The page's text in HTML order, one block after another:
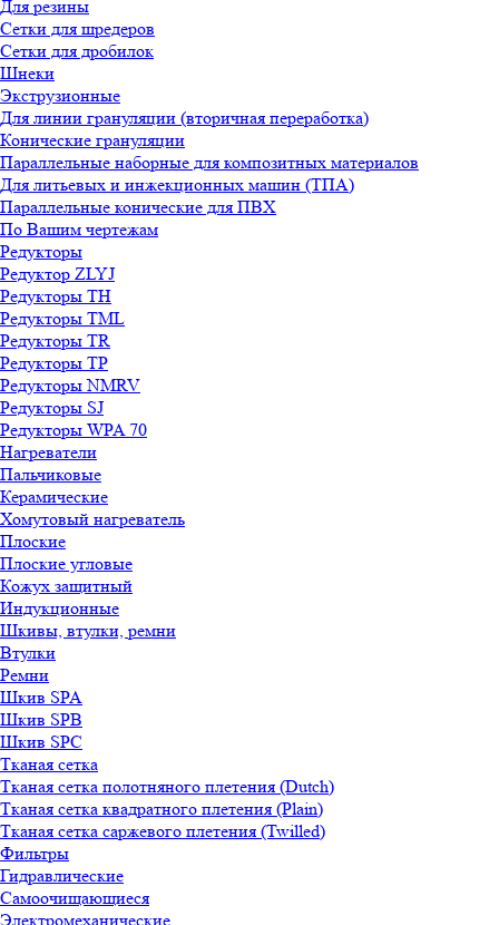
Для резины
Сетки для шредеров
Сетки для дробилок
Шнеки
Экструзионные
Для линии грануляции (вторичная переработка)
Конические грануляции
Параллельные наборные для композитных материалов
Для литьевых и инжекционных машин (ТПА)
Параллельные конические для ПВХ
По Вашим чертежам
Редукторы
Редуктор ZLYJ
Редукторы TH
Редукторы TML
Редукторы TR
Редукторы TP
Редукторы NMRV
Редукторы SJ
Редукторы WPA 70
Нагреватели
Пальчиковые
Керамические
Хомутовый нагреватель
Плоские
Плоские угловые
Кожух защитный
Индукционные
Шкивы, втулки, ремни
Втулки
Ремни
Шкив SPA
Шкив SPB
Шкив SPC
Тканая сетка
Тканая сетка полотняного плетения (Dutch)
Тканая сетка квадратного плетения (Plain)
Тканая сетка саржевого плетения (Twilled)
Фильтры
Гидравлические
Самоочищающиеся
Электромеханические